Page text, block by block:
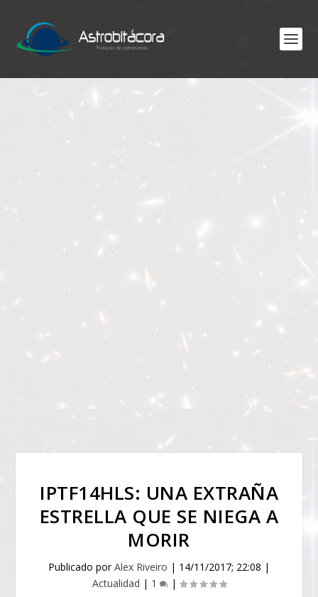
IPTF14HLS: UNA EXTRAÑA
ESTRELLA QUE SE NIEGA A
MORIR
Publicado porAlex Riveiro | 14/11/2017; 22:08 |
Actualidad | 1 |